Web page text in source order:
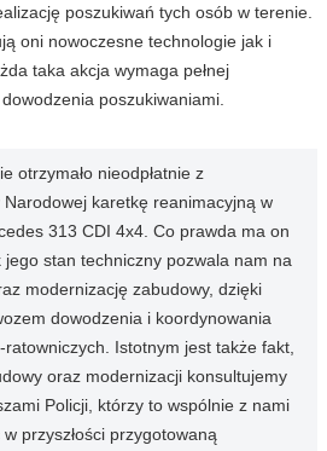
poszukiwań tych osób w terenie.
oni nowoczesne technologie jak i
taka akcja wymaga pełnej
poszukiwaniami.
otrzymało nieodpłatnie z
karetkę reanimacyjną w
313 CDI 4x4. Co prawda ma on
jego stan techniczny pozwala nam na
modernizację zabudowy, dzięki
dowodzenia i koordynowania
Istotnym jest także fakt,
oraz modernizacji konsultujemy
Policji, którzy to wspólnie z nami
przyszłości przygotowaną